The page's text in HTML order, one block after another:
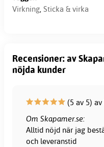
Virkning, Sticka & virka
Recensioner: av
nöjda kunder
(5 av 5)
Om Skapamer.se:
Alltid nöjd när jag
och leveranstid